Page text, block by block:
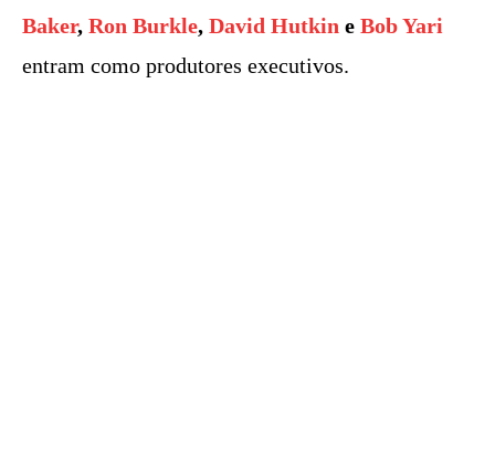
Baker, Ron Burkle, David Hutkin e Bob Yari
entram como produtores executivos.